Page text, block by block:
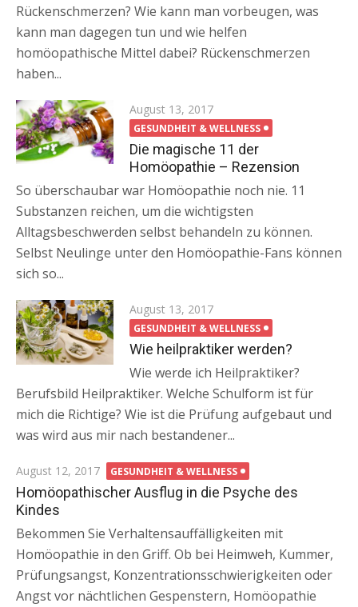
Rückenschmerzen? Wie kann man vorbeugen, was
kann man dagegen tun und wie helfen
homöopathische Mittel dabei? Rückenschmerzen
haben...
Posted
on
August 13, 2017
GESUNDHEIT & WELLNESS
Die magische 11 der
Homöopathie – Rezension
So überschaubar war Homöopathie noch nie. 11
Substanzen reichen, um die wichtigsten
Alltagsbeschwerden selbst behandeln zu können.
Selbst Neulinge unter den Homöopathie-Fans können
sich so...
Posted
on
August 13, 2017
GESUNDHEIT & WELLNESS
Wie heilpraktiker werden?
Wie werde ich Heilpraktiker?
Berufsbild Heilpraktiker. Welche Schulform ist für
mich die Richtige? Wie ist die Prüfung aufgebaut und
was wird aus mir nach bestandener...
Posted
on
August 12, 2017 GESUNDHEIT & WELLNESS
Homöopathischer Ausflug in die Psyche des
Kindes
Bekommen Sie Verhaltensauffälligkeiten mit
Homöopathie in den Griff. Ob bei Heimweh, Kummer,
Prüfungsangst, Konzentrationsschwierigkeiten oder
Angst vor nächtlichen Gespenstern, Homöopathie